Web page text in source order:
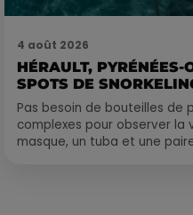
4 août 2026
HÉRAULT, PYRÉNÉES-
SPOTS DE
Pas besoin de bouteilles de
complexes pour observer la
masque, un tuba et une